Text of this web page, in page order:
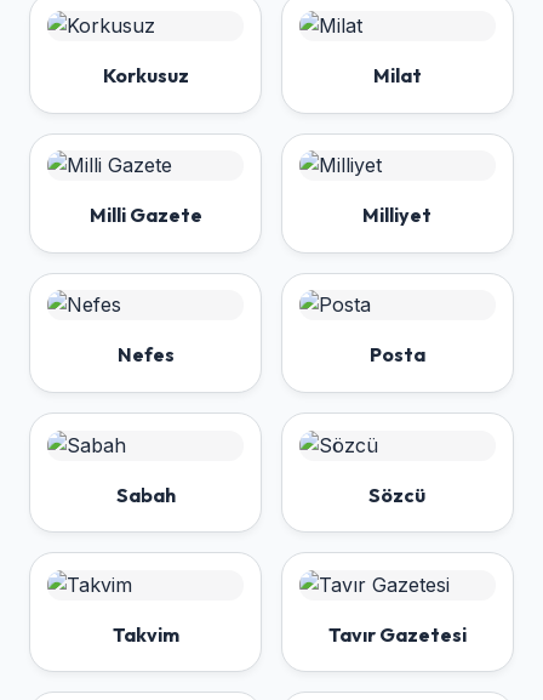
Korkusuz Milat
Milli Gazete Milliyet
Nefes Posta
Sabah Sözcü
Takvim Tavır Gazetesi